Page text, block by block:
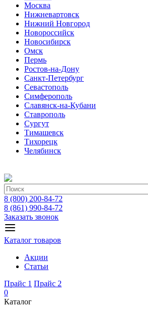
Москва
Нижневартовск
Нижний Новгород
Новороссийск
Новосибирск
Омск
Пермь
Ростов-на-Дону
Санкт-Петербург
Севастополь
Симферополь
Славянск-на-Кубани
Ставрополь
Сургут
Тимашевск
Тихорецк
Челябинск
8 (800) 200-84-72
8 (861) 990-84-72
Заказать звонок
Каталог товаров
Акции
Статьи
Прайс 1 Прайс 2
0
Каталог